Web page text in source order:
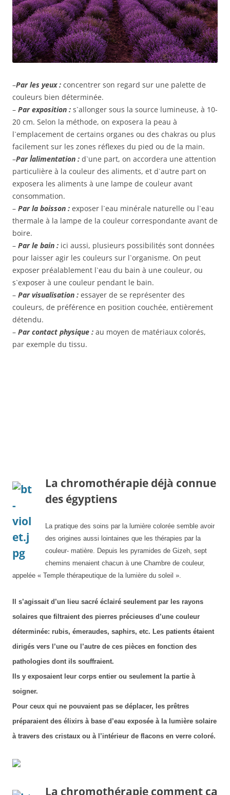
–Par les yeux : concentrer son regard sur une palette de
couleurs bien déterminée.
– Par exposition : s`allonger sous la source lumineuse, à 10-
20 cm. Selon la méthode, on exposera la peau à
l`emplacement de certains organes ou des chakras ou plus
facilement sur les zones réflexes du pied ou de la main.
–Par l`alimentation : d`une part, on accordera une attention
particulière à la couleur des aliments, et d`autre part on
exposera les aliments à une lampe de couleur avant
consommation.
– Par la boisson : exposer l`eau minérale naturelle ou l`eau
thermale à la lampe de la couleur correspondante avant de
boire.
– Par le bain : ici aussi, plusieurs possibilités sont données
pour laisser agir les couleurs sur l`organisme. On peut
exposer préalablement l`eau du bain à une couleur, ou
s`exposer à une couleur pendant le bain.
– Par visualisation : essayer de se représenter des
couleurs, de préférence en position couchée, entièrement
détendu.
– Par contact physique : au moyen de matériaux colorés,
par exemple du tissu.
La chromothérapie déjà connue
des égyptiens
La pratique des soins par la lumière colorée semble avoir
des origines aussi lointaines que les thérapies par la
couleur- matière. Depuis les pyramides de Gizeh, sept
chemins menaient chacun à une Chambre de couleur,
appelée « Temple thérapeutique de la lumière du soleil ».
Il s’agissait d’un lieu sacré éclairé seulement par les rayons
solaires que filtraient des pierres précieuses d’une couleur
déterminée: rubis, émeraudes, saphirs, etc. Les patients étaient
dirigés vers l’une ou l’autre de ces pièces en fonction des
pathologies dont ils souffraient.
Ils y exposaient leur corps entier ou seulement la partie à
soigner.
Pour ceux qui ne pouvaient pas se déplacer, les prêtres
préparaient des élixirs à base d’eau exposée à la lumière solaire
à travers des cristaux ou à l’intérieur de flacons en verre coloré.
La chromothérapie comment ça